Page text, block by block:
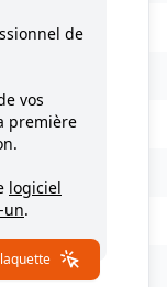
)
de
vos
première
logiciel
un.